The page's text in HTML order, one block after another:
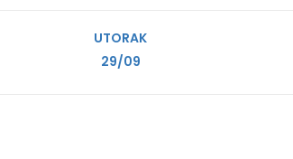
UTORAK
29/09